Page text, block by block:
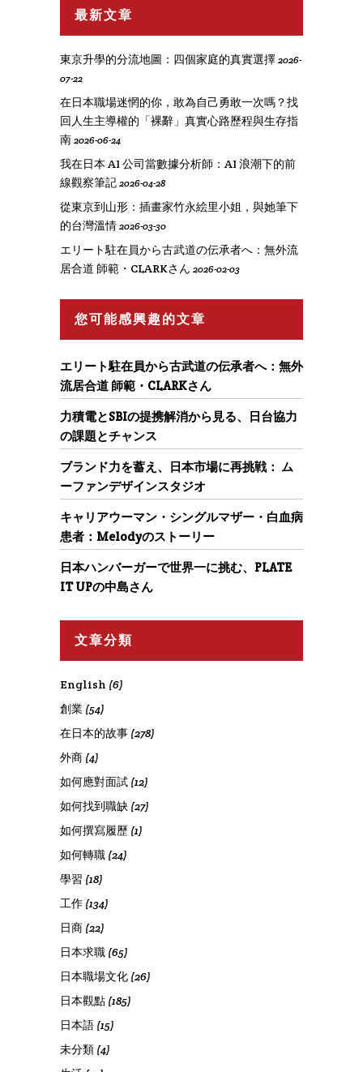
最新文章
東京升學的分流地圖：四個家庭的真實選擇 2026-
07-22
在日本職場迷惘的你，敢為自己勇敢一次嗎？找
回人生主導權的「裸辭」真實心路歷程與生存指
南 2026-06-24
我在日本 AI 公司當數據分析師：AI 浪潮下的前
線觀察筆記 2026-04-28
從東京到山形：插畫家竹永絵里小姐，與她筆下
的台灣溫情 2026-03-30
エリート駐在員から古武道の伝承者へ：無外流
居合道 師範・CLARKさん 2026-02-03
您可能感興趣的文章
エリート駐在員から古武道の伝承者へ：無外
流居合道 師範・CLARKさん
力積電とSBIの提携解消から見る、日台協力
の課題とチャンス
ブランド力を蓄え、日本市場に再挑戦： ム
ーファンデザインスタジオ
キャリアウーマン・シングルマザー・白血病
患者：Melodyのストーリー
日本ハンバーガーで世界一に挑む、PLATE
IT UPの中島さん
文章分類
English (6)
創業 (54)
在日本的故事 (278)
外商 (4)
如何應對面試 (12)
如何找到職缺 (27)
如何撰寫履歷 (1)
如何轉職 (24)
學習 (18)
工作 (134)
日商 (22)
日本求職 (65)
日本職場文化 (26)
日本觀點 (185)
日本語 (15)
未分類 (4)